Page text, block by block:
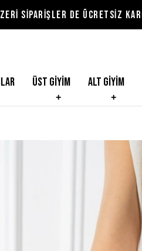
DE ÜCRETSİZ KARGO FIRSATI!
Üst Giyim Alt Giyim